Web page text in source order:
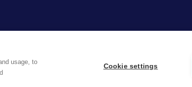
usage, to
Cookie settings